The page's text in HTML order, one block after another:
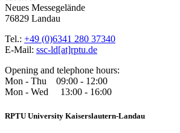
Neues Messegelände
76829 Landau
Tel.: +49 (0)6341 280 37340
E-Mail: ssc-ld[at]rptu.de
Opening and telephone hours:
Mon - Thu 09:00 - 12:00
Mon - Wed 13:00 - 16:00
RPTU University Kaiserslautern-Landau